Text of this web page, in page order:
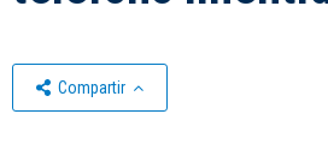
Compartir